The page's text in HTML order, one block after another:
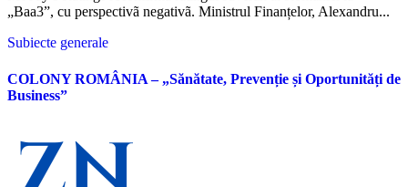
„Baa3”, cu perspectivã negativã. Ministrul Finanțelor, Alexandru...
Subiecte generale
COLONY ROMÂNIA – „Sănătate, Prevenție și Oportunități de
Business”